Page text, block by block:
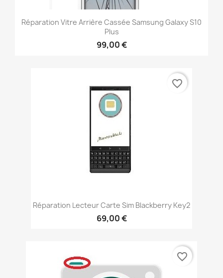
Réparation Vitre Arrière Cassée Samsung Galaxy S10
Plus
99,00 €
Réparation Lecteur Carte Sim Blackberry Key2
69,00 €
favorite_border
favorite_border